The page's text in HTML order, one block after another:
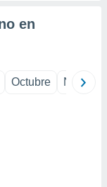
en
Octubre